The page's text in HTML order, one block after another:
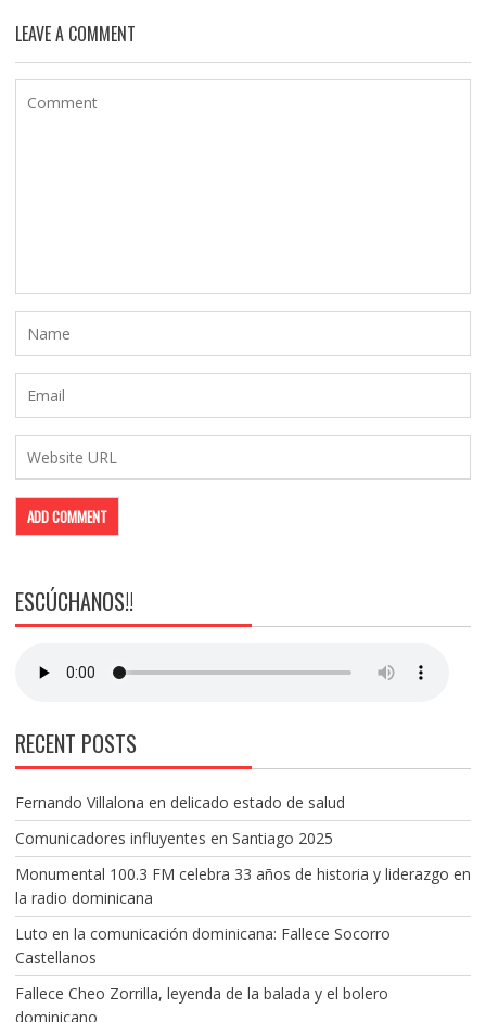
LEAVE A COMMENT
ESCÚCHANOS!!
RECENT POSTS
Fernando Villalona en delicado estado de salud
Comunicadores influyentes en Santiago 2025
Monumental 100.3 FM celebra 33 años de historia y liderazgo en
la radio dominicana
Luto en la comunicación dominicana: Fallece Socorro
Castellanos
Fallece Cheo Zorrilla, leyenda de la balada y el bolero
dominicano